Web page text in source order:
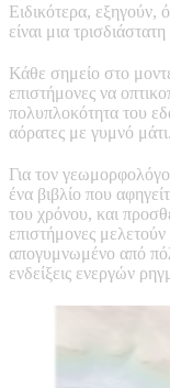
Ειδικότερα, εξηγούν,
είναι μια
Κάθε σημείο στο
επιστήμονες να
πολυπλοκότητα του
αόρατες με γυμνό μάτι.
Για τον
ένα βιβλίο που
του χρόνου, και
επιστήμονες
απογυμνωμένο από
ενδείξεις ενεργών